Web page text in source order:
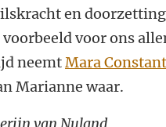
en
voor ons
neemtMara
Marianne waar.